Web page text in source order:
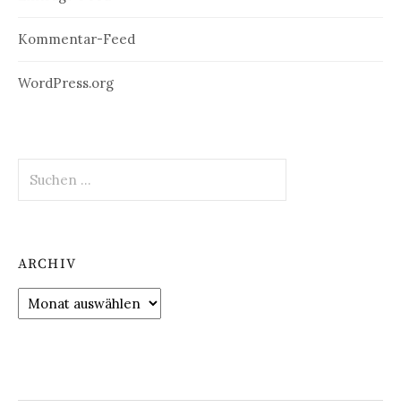
Kommentar-Feed
WordPress.org
nach:
ARCHIV
Archiv